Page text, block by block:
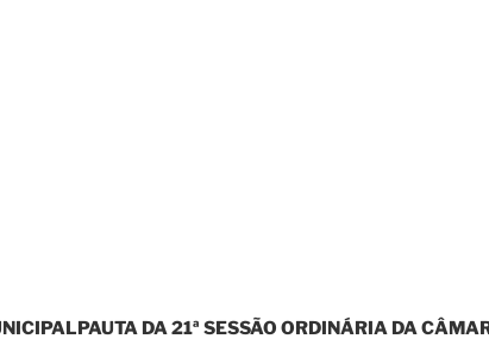
PAUTA DA 21ª SESSÃO ORDINÁRIA DA